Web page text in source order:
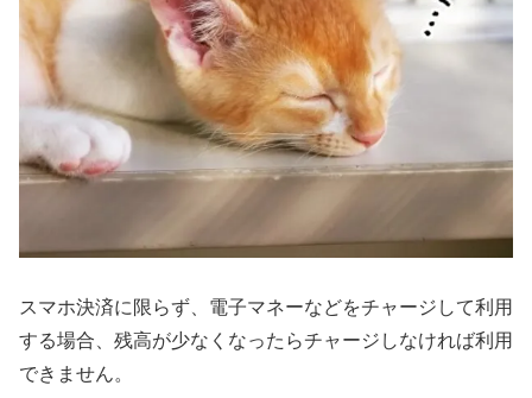
スマホ決済に限らず、電子マネーなどをチャージして利用
する場合、残高が少なくなったらチャージしなければ利用
できません。